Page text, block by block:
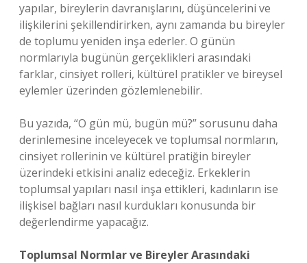
yapılar, bireylerin davranışlarını, düşüncelerini ve
ilişkilerini şekillendirirken, aynı zamanda bu bireyler
de toplumu yeniden inşa ederler. O günün
normlarıyla bugünün gerçeklikleri arasındaki
farklar, cinsiyet rolleri, kültürel pratikler ve bireysel
eylemler üzerinden gözlemlenebilir.
Bu yazıda, “O gün mü, bugün mü?” sorusunu daha
derinlemesine inceleyecek ve toplumsal normların,
cinsiyet rollerinin ve kültürel pratiğin bireyler
üzerindeki etkisini analiz edeceğiz. Erkeklerin
toplumsal yapıları nasıl inşa ettikleri, kadınların ise
ilişkisel bağları nasıl kurdukları konusunda bir
değerlendirme yapacağız.
Toplumsal Normlar ve Bireyler Arasındaki